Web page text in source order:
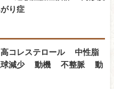
り症
レステロール 中性脂
減少 動機 不整脈 動